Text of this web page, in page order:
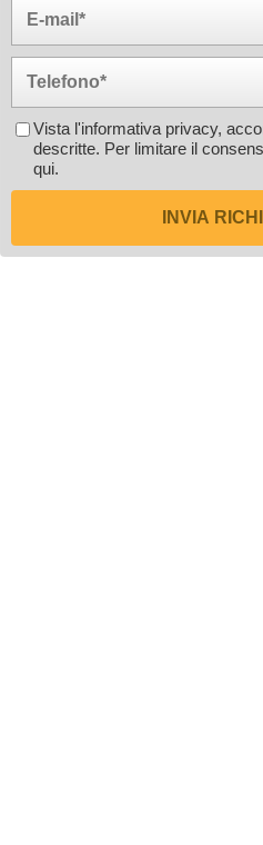
Vista l'informativa privacy,
descritte. Per limitare il
qui.
INVIA